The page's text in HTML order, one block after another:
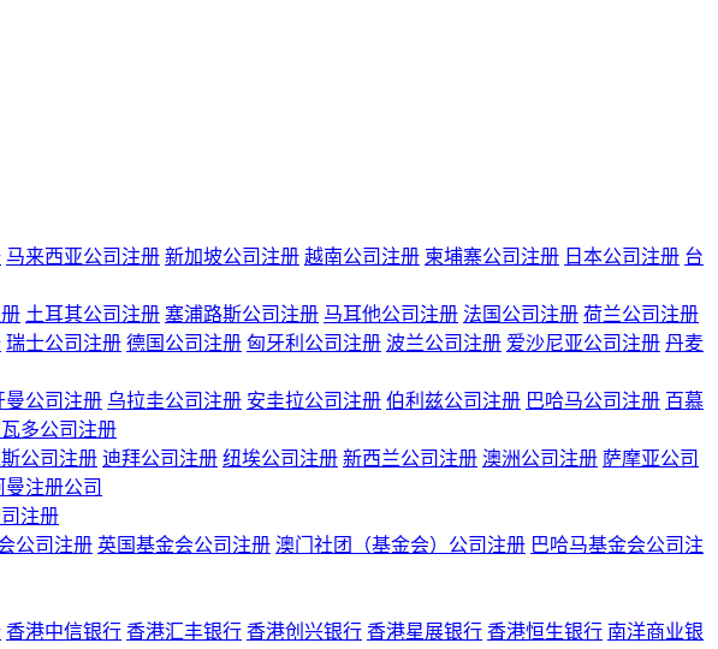
马来西亚公司注册 新加坡公司注册 越南公司注册 柬埔寨公司注册 日本公司注册 台
土耳其公司注册 塞浦路斯公司注册 马耳他公司注册 法国公司注册 荷兰公司注册
瑞士公司注册 德国公司注册 匈牙利公司注册 波兰公司注册 爱沙尼亚公司注册 丹麦
曼公司注册 乌拉圭公司注册 安圭拉公司注册 伯利兹公司注册 巴哈马公司注册 百慕
多公司注册
公司注册 迪拜公司注册 纽埃公司注册 新西兰公司注册 澳洲公司注册 萨摩亚公司
曼注册公司
注册
公司注册 英国基金会公司注册 澳门社团（基金会）公司注册 巴哈马基金会公司注
香港中信银行 香港汇丰银行 香港创兴银行 香港星展银行 香港恒生银行 南洋商业银